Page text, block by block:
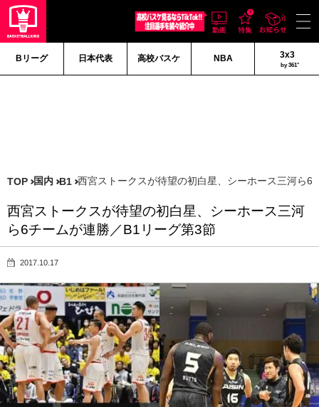
Bリーグ 日本代表 高校バスケ NBA 3x3
by 361°
TOP 国内 B1 西宮ストークスが待望の初白星、シーホース三河ら6
西宮ストークスが待望の初白星、シーホース三河
ら6チームが連勝／B1リーグ第3節
2017.10.17